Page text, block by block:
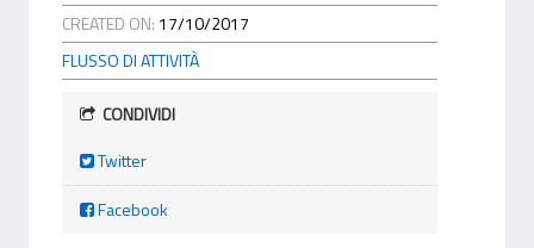
CREATED ON: 17/10/2017
FLUSSO DI ATTIVITÀ
CONDIVIDI
Twitter
Facebook